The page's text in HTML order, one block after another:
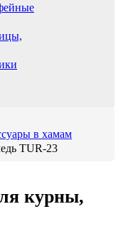
в хамам
TUR-23
курны,